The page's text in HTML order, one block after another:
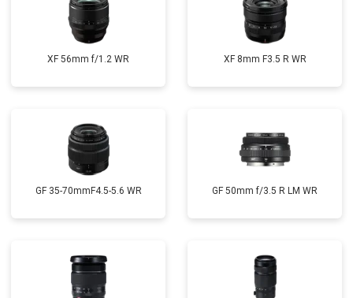
XF 56mm f/1.2 WR XF 8mm F3.5 R WR
GF 35-70mmF4.5-5.6 WR GF 50mm f/3.5 R LM WR